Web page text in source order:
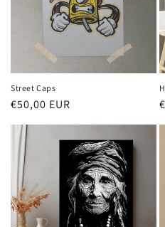
Street Caps
Prix
€50,00 EUR